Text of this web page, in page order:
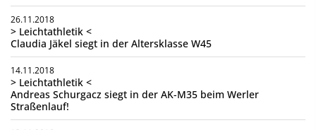
26.11.2018
> Leichtathletik <
Claudia Jäkel siegt in der Altersklasse W45
14.11.2018
> Leichtathletik <
Andreas Schurgacz siegt in der AK-M35 beim Werler
Straßenlauf!